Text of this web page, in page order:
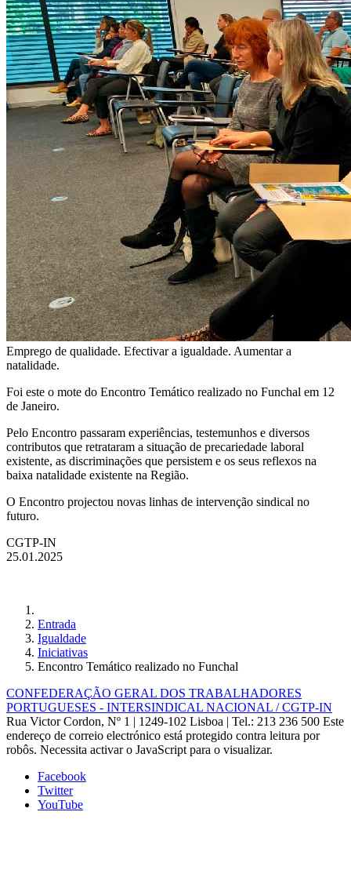
Emprego de qualidade. Efectivar a igualdade. Aumentar a
natalidade.
Foi este o mote do Encontro Temático realizado no Funchal em 12
de Janeiro.
Pelo Encontro passaram experiências, testemunhos e diversos
contributos que retrataram a situação de precariedade laboral
existente, as discriminações que persistem e os seus reflexos na
baixa natalidade existente na Região.
O Encontro projectou novas linhas de intervenção sindical no
futuro.
CGTP-IN
25.01.2025
Entrada
Igualdade
Iniciativas
Encontro Temático realizado no Funchal
CONFEDERAÇÃO GERAL DOS TRABALHADORES
PORTUGUESES - INTERSINDICAL NACIONAL / CGTP-IN
Rua Victor Cordon, Nº 1 | 1249-102 Lisboa | Tel.: 213 236 500 Este
endereço de correio electrónico está protegido contra leitura por
robôs. Necessita activar o JavaScript para o visualizar.
Facebook
Twitter
YouTube